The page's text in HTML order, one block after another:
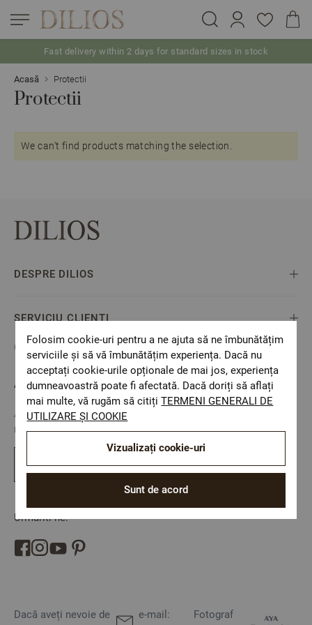
Fast delivery within 2 days for standard sizes in stock
Acasă Protectii
Protectii
We can't find products matching the selection.
DESPRE DILIOS
SERVICIU CLIENȚI
Cookie consent
ABONARE LA NEWSLETTER
Abonati-va la newsletter si fiti primul care afla despre
reducerile si noutatile in Dilios
Abonati-va
Urmariti-ne:
Dacă aveți nevoie de
e-mail:
Fotograf
Folosim cookie-uri pentru a ne ajuta să ne îmbunătățim
serviciile și să vă îmbunătățim experiența. Dacă nu
acceptați cookie-urile opționale de mai jos, experiența
dumneavoastră poate fi afectată. Dacă doriți să aflați
mai multe, vă rugăm să citițiTERMENI GENERALI DE
UTILIZARE ȘI COOKIE
Sunt de acord
Vizualizați cookie-uri